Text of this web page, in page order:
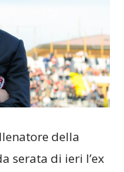
della
serata di ieri l’ex